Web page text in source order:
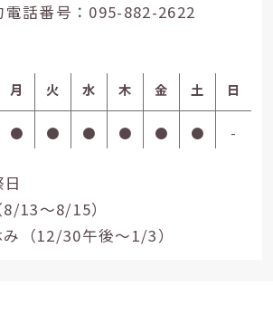
話番号： 095-882-2622
月 火 水 木 金 土 日
● ● ● ● ● ● -
13～8/15）
（12/30午後～1/3）